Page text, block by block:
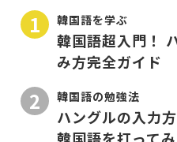
韓国語を学ぶ
韓国語超入門！
み方完全ガイド
韓国語の勉強法
ハングルの入力